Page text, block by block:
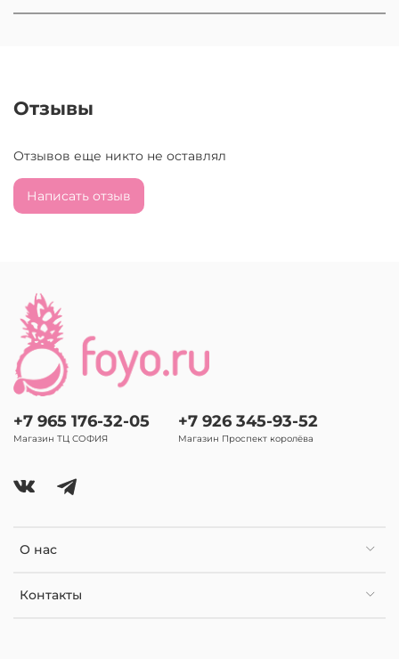
Отзывы
Отзывов еще никто не оставлял
Написать отзыв
О нас
Контакты
+7 965 176-32-05
Магазин ТЦ СОФИЯ
+7 926 345-93-52
Магазин Проспект королёва